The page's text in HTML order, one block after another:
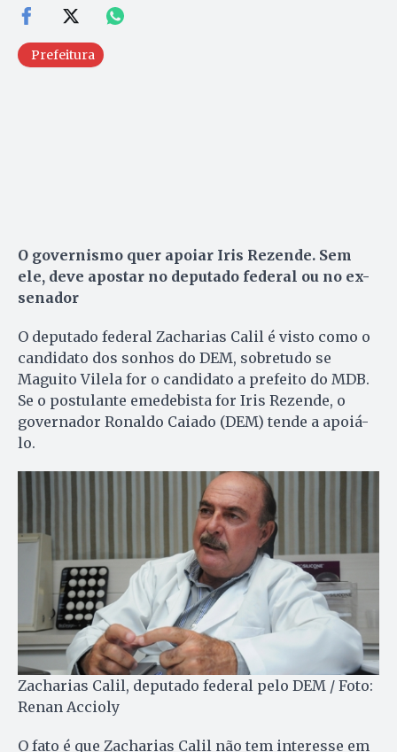
Prefeitura
O governismo quer apoiar Iris Rezende. Sem
ele, deve apostar no deputado federal ou no ex-
senador
O deputado federal Zacharias Calil é visto como o
candidato dos sonhos do DEM, sobretudo se
Maguito Vilela for o candidato a prefeito do MDB.
Se o postulante emedebista for Iris Rezende, o
governador Ronaldo Caiado (DEM) tende a apoiá-
lo.
Zacharias Calil, deputado federal pelo DEM / Foto:
Renan Accioly
O fato é que Zacharias Calil não tem interesse em